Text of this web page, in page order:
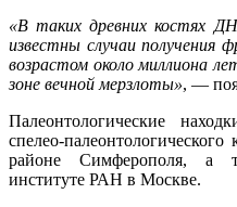
«В таких древних костях
известны случаи получения
возрастом около миллиона
зоне вечной мерзлоты», —
Палеонтологические
спелео-
районе Симферополя, а
институте РАН в Москве.